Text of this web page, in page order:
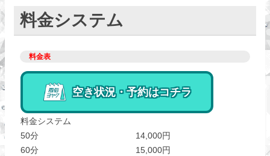
料金システム
料金表
空き状況・予約はコチラ
料金システム
50分
14,000円
60分
15,000円